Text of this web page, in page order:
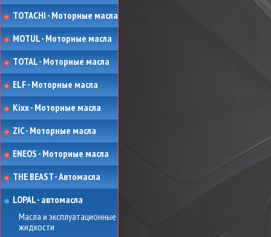
TOTACHI - Моторные масла
MOTUL - Моторные масла
TOTAL - Моторные масла
ELF - Моторные масла
Kixx - Моторные масла
ZIC - Моторные масла
ENEOS - Моторные масла
THE BEAST - Автомасла
LOPAL - автомасла
Масла и эксплуатационные
жидкости